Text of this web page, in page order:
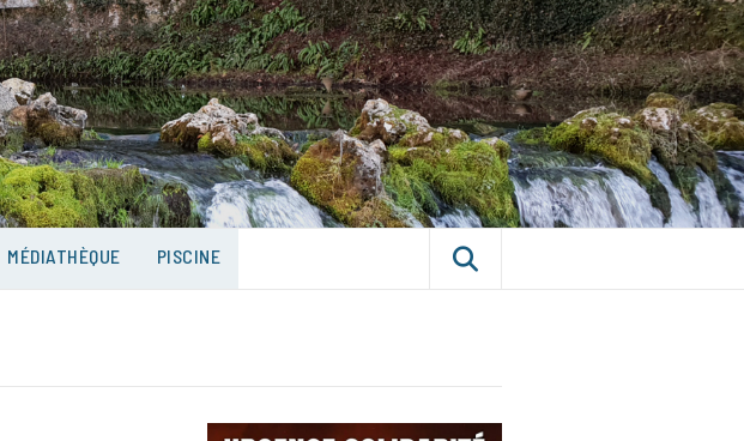
VILLE DE CHÂTILLON-
SUR-SEINE
MÉDIATHÈQUE PISCINE